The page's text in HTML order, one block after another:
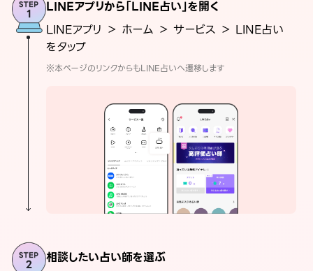
LINEアプリから「LINE占い」を開く
LINEアプリ ＞ ホーム ＞ サービス ＞ LINE占い
をタップ
※本ページのリンクからもLINE占いへ遷移します
相談したい占い師を選ぶ